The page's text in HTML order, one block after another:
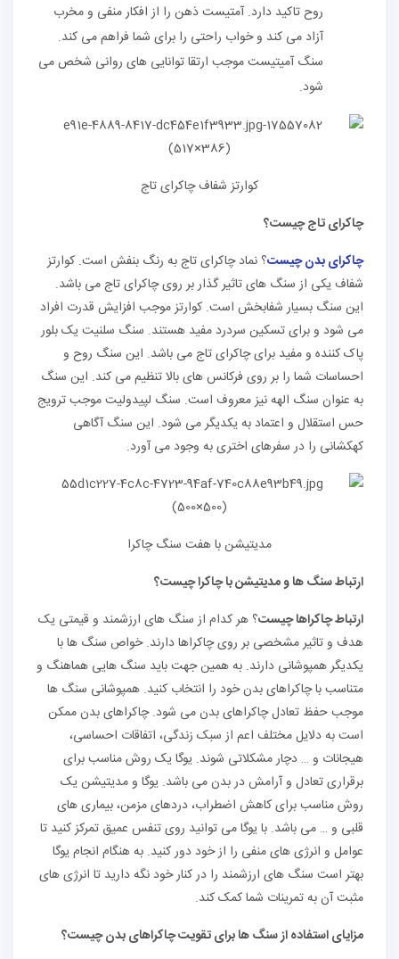
روح تاکید دارد. آمتیست ذهن را از افکار منفی و مخرب
آزاد می کند و خواب راحتی را برای شما فراهم می کند.
سنگ آمیتیست موجب ارتقا توانایی های روانی شخص می
شود.
کوارتز شفاف چاکرای تاج
چاکرای تاج چیست؟
چاکرای بدن چیست؟ نماد چاکرای تاج به رنگ بنفش است. کوارتز
شفاف یکی از سنگ های تاثیر گذار بر روی چاکرای تاج می باشد.
این سنگ بسیار شفابخش است. کوارتز موجب افزایش قدرت افراد
می شود و برای تسکین سردرد مفید هستند. سنگ سلنیت یک بلور
پاک کننده و مفید برای چاکرای تاج می باشد. این سنگ روح و
احساسات شما را بر روی فرکانس های بالا تنظیم می کند. این سنگ
به عنوان سنگ الهه نیز معروف است. سنگ لپیدولیت موجب ترویج
حس استقلال و اعتماد به یکدیگر می شود. این سنگ آگاهی
کهکشانی را در سفرهای اختری به وجود می آورد.
مدیتیشن با هفت سنگ چاکرا
ارتباط سنگ ها و مدیتیشن با چاکرا چیست؟
ارتباط چاکراها چیست؟ هر کدام از سنگ های ارزشمند و قیمتی یک
هدف و تاثیر مشخصی بر روی چاکراها دارند. خواص سنگ ها با
یکدیگر همپوشانی دارند. به همین جهت باید سنگ هایی هماهنگ و
متناسب با چاکراهای بدن خود را انتخاب کنید. همپوشانی سنگ ها
موجب حفظ تعادل چاکراهای بدن می شود. چاکراهای بدن ممکن
است به دلایل مختلف اعم از سبک زندگی، اتفاقات احساسی،
هیجانات و … دچار مشکلاتی شوند. یوگا یک روش مناسب برای
برقراری تعادل و آرامش در بدن می باشد. یوگا و مدیتیشن یک
روش مناسب برای کاهش اضطراب، دردهای مزمن، بیماری های
قلبی و … می باشد. با یوگا می توانید روی تنفس عمیق تمرکز کنید تا
عوامل و انرژی های منفی را از خود دور کنید. به هنگام انجام یوگا
بهتر است سنگ های ارزشمند را در کنار خود نگه دارید تا انرژی های
مثبت آن به تمرینات شما کمک کند.
مزایای استفاده از سنگ ها برای تقویت چاکراهای بدن چیست؟